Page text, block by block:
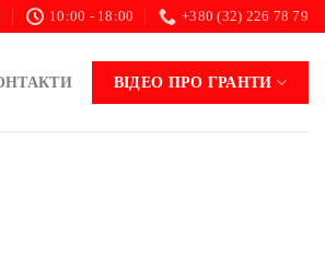
10:00 - 18:00 +380 (32) 226 78 79
ВІДЕО ПРО ГРАНТИ